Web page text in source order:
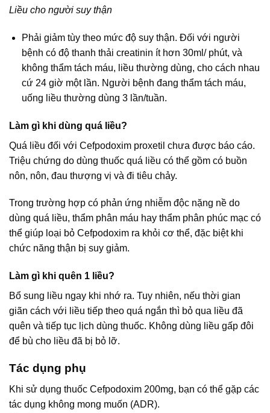
Liều cho người suy thận
Phải giảm tùy theo mức độ suy thận. Đối với người
bệnh có độ thanh thải creatinin ít hơn 30ml/ phút, và
không thẩm tách máu, liều thường dùng, cho cách nhau
cứ 24 giờ một lần. Người bệnh đang thẩm tách máu,
uống liều thường dùng 3 lần/tuần.
Làm gì khi dùng quá liều?
Quá liều đối với Cefpodoxim proxetil chưa được báo cáo.
Triệu chứng do dùng thuốc quá liều có thể gồm có buồn
nôn, nôn, đau thượng vị và đi tiêu chảy.
Trong trường hợp có phản ứng nhiễm độc nặng nề do
dùng quá liều, thẩm phân máu hay thẩm phân phúc mạc có
thể giúp loại bỏ Cefpodoxim ra khỏi cơ thể, đặc biệt khi
chức năng thận bị suy giảm.
Làm gì khi quên 1 liều?
Bổ sung liều ngay khi nhớ ra. Tuy nhiên, nếu thời gian
giãn cách với liều tiếp theo quá ngắn thì bỏ qua liều đã
quên và tiếp tục lịch dùng thuốc. Không dùng liều gấp đôi
để bù cho liều đã bị bỏ lỡ.
Tác dụng phụ
Khi sử dụng thuốc Cefpodoxim 200mg, bạn có thể gặp các
tác dụng không mong muốn (ADR).